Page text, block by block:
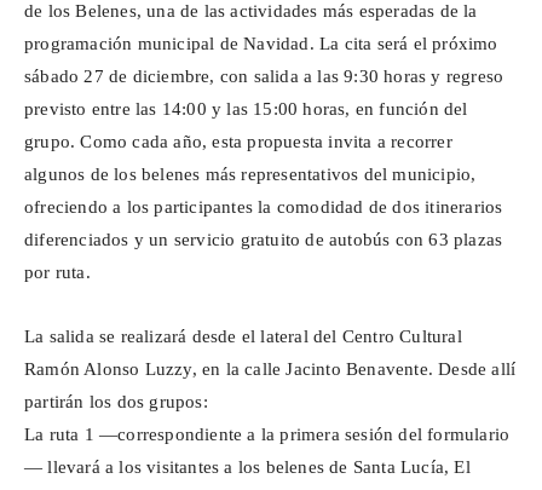
de los Belenes, una de las actividades más esperadas de la
programación municipal de Navidad. La cita será el próximo
sábado 27 de diciembre, con salida a las 9:30 horas y regreso
previsto entre las 14:00 y las 15:00 horas, en función del
grupo. Como cada año, esta propuesta invita a recorrer
algunos de los belenes más representativos del municipio,
ofreciendo a los participantes la comodidad de dos itinerarios
diferenciados y un servicio gratuito de autobús con 63 plazas
por ruta.
La salida se realizará desde el lateral del Centro Cultural
Ramón Alonso Luzzy, en la calle Jacinto Benavente. Desde allí
partirán los dos grupos:
La ruta 1 —correspondiente a la primera sesión del formulario
— llevará a los visitantes a los belenes de Santa Lucía, El